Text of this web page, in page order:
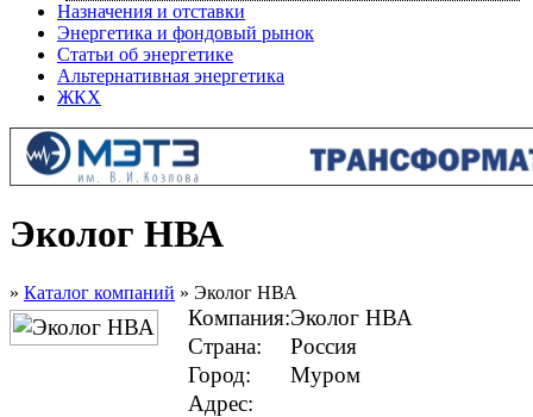
Назначения и отставки
Энергетика и фондовый рынок
Статьи об энергетике
Альтернативная энергетика
ЖКХ
Эколог НВА
» Каталог компаний » Эколог НВА
Компания:Эколог НВА
Страна:
Россия
Город:
Муром
Адрес: